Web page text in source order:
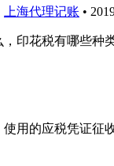
上海代理记账 •
印花税有哪些种
用的应税凭证征